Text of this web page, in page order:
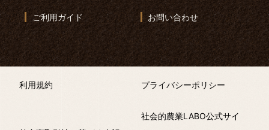
ご利用ガイド お問い合わせ
利用規約 プライバシーポリシー
社会的農業LABO公式サイ